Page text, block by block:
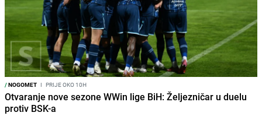
/NOGOMET I PRIJE OKO 10H
Otvaranje nove sezone WWin lige BiH: Željezničar u duelu
protiv BSK-a